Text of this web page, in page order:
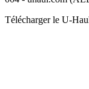
Télécharger le U-